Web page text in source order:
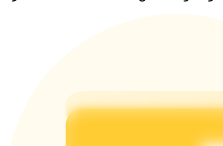
Share 500000 CASHCAT prize pool